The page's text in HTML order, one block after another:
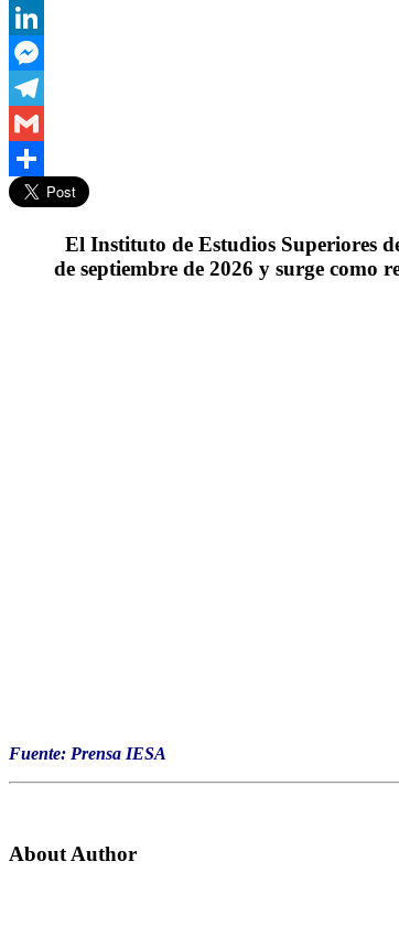
WhatsApp
LinkedIn
Messenger
Telegram
Gmail
Compartir
El Instituto de Estudios Superiores
de septiembre de 2026 y surge como
Fuente: Prensa IESA
About Author